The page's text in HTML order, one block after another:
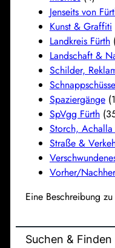
Jenseits von
Kunst & Graffiti
Landkreis Fürth
Landschaft &
Schilder,
Schnappschüsse
Spaziergänge
SpVgg Fürth
Storch,
Straße &
Vorher/Nachher
Eine Beschreibung
Suchen & Finden